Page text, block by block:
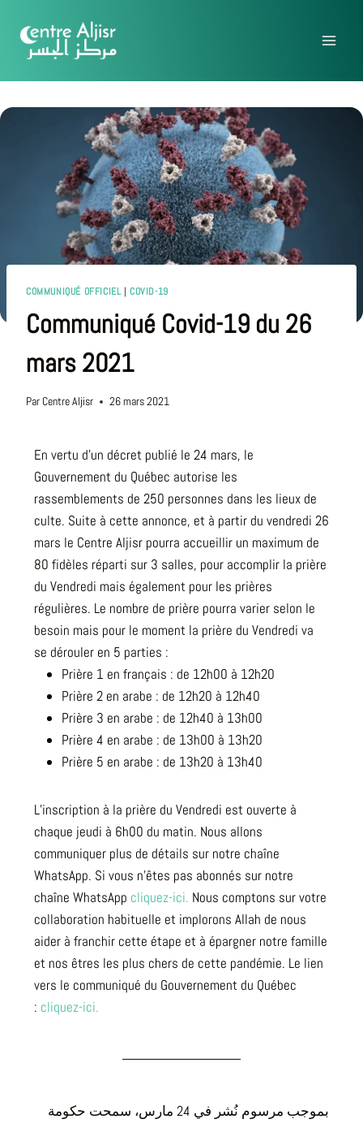
COMMUNIQUÉ OFFICIEL|COVID-19
Communiqué Covid-19 du 26
mars 2021
Par Centre Aljisr 26 mars 2021
En vertu d’un décret publié le 24 mars, le
Gouvernement du Québec autorise les
rassemblements de 250 personnes dans les lieux de
culte. Suite à cette annonce, et à partir du vendredi 26
mars le Centre Aljisr pourra accueillir un maximum de
80 fidèles réparti sur 3 salles, pour accomplir la prière
du Vendredi mais également pour les prières
régulières. Le nombre de prière pourra varier selon le
besoin mais pour le moment la prière du Vendredi va
se dérouler en 5 parties :
Prière 1 en français : de 12h00 à 12h20
Prière 2 en arabe : de 12h20 à 12h40
Prière 3 en arabe : de 12h40 à 13h00
Prière 4 en arabe : de 13h00 à 13h20
Prière 5 en arabe : de 13h20 à 13h40
L’inscription à la prière du Vendredi est ouverte à
chaque jeudi à 6h00 du matin. Nous allons
communiquer plus de détails sur notre chaîne
WhatsApp. Si vous n’êtes pas abonnés sur notre
chaîne WhatsApp cliquez-ici. Nous comptons sur votre
collaboration habituelle et implorons Allah de nous
aider à franchir cette étape et à épargner notre famille
et nos êtres les plus chers de cette pandémie. Le lien
vers le communiqué du Gouvernement du Québec
: cliquez-ici.
بموجب مرسوم نُشر في 24 مارس، سمحت حكومة